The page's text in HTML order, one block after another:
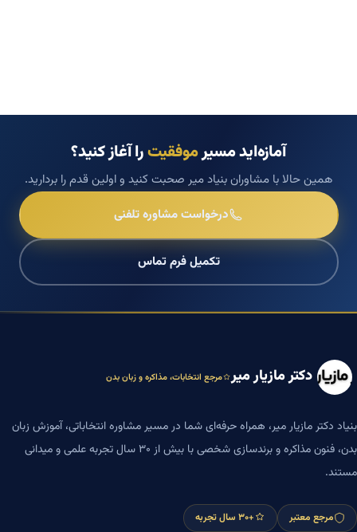
آمازه‌اید مسیرموفقیترا آغاز کنید؟
همین حالا با مشاوران بنیاد میر صحبت کنید و اولین قدم را بردارید.
درخواست مشاوره تلفنی
تکمیل فرم تماس
دکتر مازیار میر مرجع انتخابات، مذاکره و زبان بدن
بنیاد دکتر مازیار میر، همراه حرفه‌ای شما در مسیر مشاوره انتخاباتی، آموزش زبان
بدن، فنون مذاکره و برندسازی شخصی با بیش از ۳۰ سال تجربه علمی و میدانی
مستند.
مرجع معتبر +۳۰ سال تجربه